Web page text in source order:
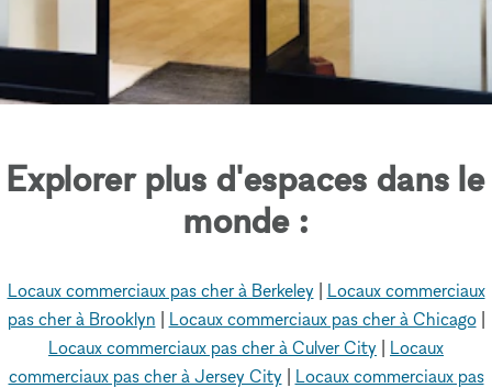
Explorer plus d'espaces dans le
monde :
Locaux commerciaux pas cher à Berkeley
Locaux commerciaux
pas cher à Brooklyn
Locaux commerciaux pas cher à Chicago|
Locaux commerciaux pas cher à Culver City
Locaux
commerciaux pas cher à Jersey City
Locaux commerciaux pas